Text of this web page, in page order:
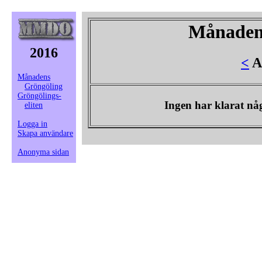
2016
Månadens
Gröngöling
Gröngölings-
eliten
Logga in
Skapa användare
Anonyma sidan
<
Ingen har klarat